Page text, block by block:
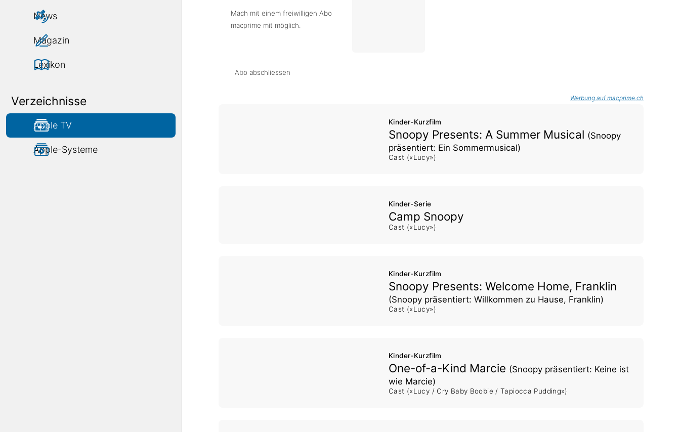
News
Magazin
Lexikon
Verzeichnisse
Apple TV
Apple-Systeme
Mach mit einem freiwilligen Abo
macprime mit möglich.
Abo abschliessen
Werbung auf macprime.ch
Kinder-Kurzfilm
Snoopy Presents: A Summer Musical (Snoopy
präsentiert: Ein Sommermusical)
Cast («Lucy»)
Kinder-Serie
Camp Snoopy
Cast («Lucy»)
Kinder-Kurzfilm
Snoopy Presents: Welcome Home, Franklin
(Snoopy präsentiert: Willkommen zu Hause, Franklin)
Cast («Lucy»)
Kinder-Kurzfilm
One-of-a-Kind Marcie (Snoopy präsentiert: Keine ist
wie Marcie)
Cast («Lucy / Cry Baby Boobie / Tapiocca Pudding»)